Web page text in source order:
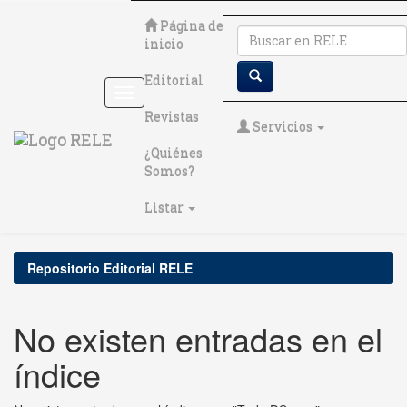
Página de
inicio
Editorial
Revistas
¿Quiénes
Somos?
Listar
Servicios
Repositorio Editorial RELE
No existen entradas en el
índice